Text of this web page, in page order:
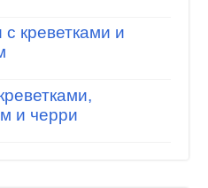
с креветками и
и черри